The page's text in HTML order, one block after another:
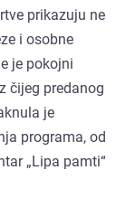
prikazuju ne
i osobne
je pokojni
čijeg predanog
je
programa, od
„Lipa pamti“